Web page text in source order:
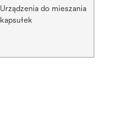
Urządzenia do mieszania
kapsułek